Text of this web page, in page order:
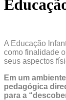
A Educação
como finalidade
seus aspectos
Em um
pedagógica
para a